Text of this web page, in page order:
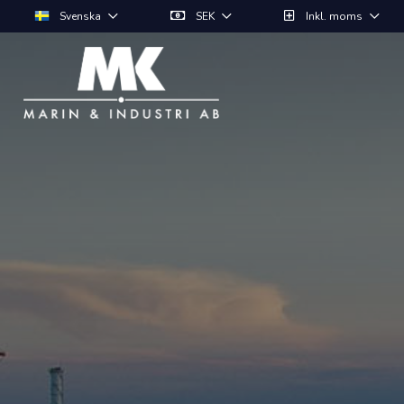
Svenska SEK Inkl. moms